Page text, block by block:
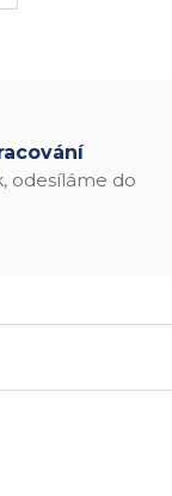
odesíláme do